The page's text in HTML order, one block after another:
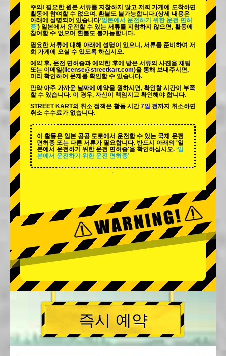
오키나와
주의! 필요한 원본 서류를 지참하지 않고 저희 가게에 도착하면
활동에 참여할 수 없으며, 환불도 불가능합니다.(상세 내용은
아래에 설명되어 있습니다‘일본에서 운전하기 위한 운전 면허
증’) 일본에서 운전할 수 있는 서류를 지참하지 않으면, 활동에
참여할 수 없으며 환불도 불가능합니다.
필요한 서류에 대해 아래에 설명이 있으니, 서류를 준비하여 저
희 가게에 오실 수 있도록 하십시오.
예약 후, 운전 면허증과 예약한 후에 받은 서류의 사진을 채팅
또는 이메일( license@streetkart.com)을 통해 보내주시면,
미리 확인하여 문제를 확인할 수 있습니다.
만약 아주 가까운 날짜에 예약을 원하시면, 확인할 시간이 부족
할 수 있습니다. 이 경우, 자신이 책임지고 확인해야 합니다.
STREET KART의 취소 정책은 활동 시간7일 전까지 취소하면
취소 수수료가 없습니다.
이 활동은 일본 공공 도로에서 운전할 수 있는 국제 운전
면허증 또는 다른 서류가 필요합니다. 반드시 아래의 '일
본에서 운전하기 위한 운전 면허증'을 확인하십시오. ‘일
본에서 운전하기 위한 운전 면허증’
즉시 예약